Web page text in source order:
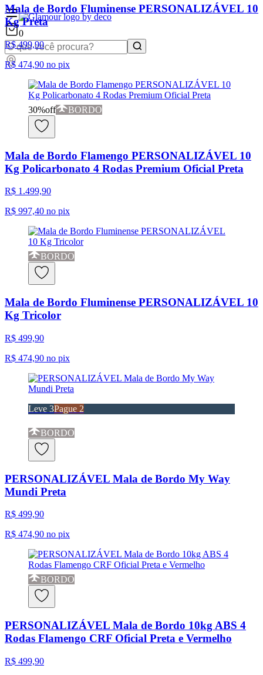
0
Mala de Bordo Fluminense PERSONALIZÁVEL 10
Kg Preta
R$ 499,90
R$ 474,90 no pix
30%off BORDO
Mala de Bordo Flamengo PERSONALIZÁVEL 10
Kg Policarbonato 4 Rodas Premium Oficial Preta
R$ 1.499,90
R$ 997,40 no pix
BORDO
Mala de Bordo Fluminense PERSONALIZÁVEL 10
Kg Tricolor
R$ 499,90
R$ 474,90 no pix
Leve 3Pague 2
BORDO
PERSONALIZÁVEL Mala de Bordo My Way
Mundi Preta
R$ 499,90
R$ 474,90 no pix
BORDO
PERSONALIZÁVEL Mala de Bordo 10kg ABS 4
Rodas Flamengo CRF Oficial Preta e Vermelho
R$ 499,90